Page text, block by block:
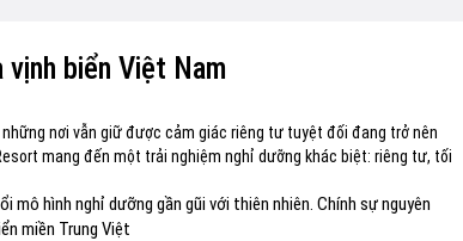
biển Việt Nam
nơi vẫn giữ được cảm giác riêng tư tuyệt đối đang trở nên
mang đến một trải nghiệm nghỉ dưỡng khác biệt: riêng tư, tối
hình nghỉ dưỡng gần gũi với thiên nhiên. Chính sự nguyên
miền Trung Việt